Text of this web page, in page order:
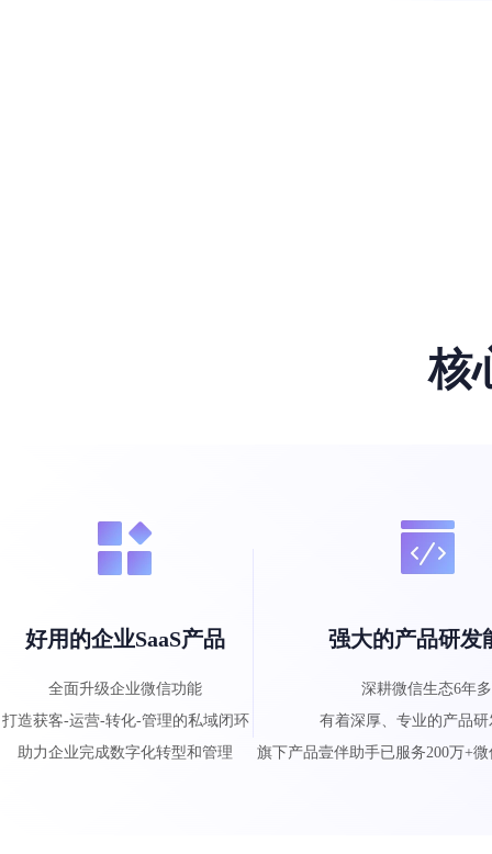
核
好用的企业SaaS产品
全面升级企业微信功能
打造获客-运营-转化-管理的私域闭环
助力企业完成数字化转型和管理
强大的产品研发
深耕微信生态6年多
有着深厚、专业的产品研
旗下产品壹伴助手已服务200万+